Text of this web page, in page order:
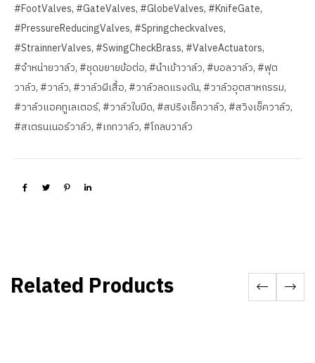
#FootValves,#GateValves,#GlobeValves,#KnifeGate,
#PressureReducingValves,#Springcheckvalves,
#StrainnerValves,#SwingCheckBrass,#ValveActuators,
#จำหน่ายวาล์ว,#ชุดขยายข้อต่อ,#นำเข้าวาล์ว,#บอลวาล์ว,#ฟุต
วาล์ว,#วาล์ว,#วาล์วผีเสื้อ,#วาล์วลดแรงดัน,#วาล์วอุตสาหกรรม,
#วาล์วแอคทูเลเตอร์,#วาล์วใบมีด,#สปริงเช็ควาล์ว,#สวิงเช็ควาล์ว,
#สเตรนเนอร์วาล์ว,#เกทวาล์ว,#โกลบวาล์ว
Related Products